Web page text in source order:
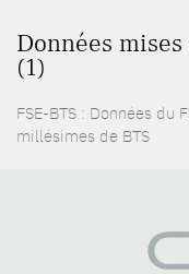
Données
(1)
FSE-BTS : Données du
millésimes de BTS